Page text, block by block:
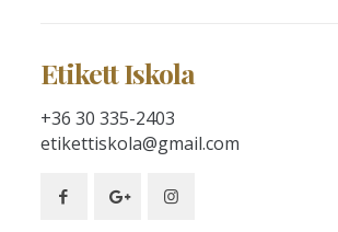
Etikett Iskola
+36 30 335-2403
etikettiskola@gmail.com